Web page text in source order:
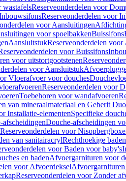
wastafelsReserveonderdelen voor
Reserveonderdelen voor
voor Aansluitingen
voor spoelbakkenBuissifons
AansluitstukReserveonderdelen voor
voor Buissifons
voor uitstortgootstenen
voor Aansluitstuk
Vloerafvoer voor douches
Reserveonderdelen voor
Toebehoren voor wandafvoeren
van mineraalmateriaal en Geberit
Installatie-elementenSpecifieke
afscheidingenDouche-afscheidingen
Reserveonderdelen voor
van sanitairacrylRechthoekige baden
voor Baden voor baby's
en badenAfvoergarnituren voor
voor Afvoerdeksel
Reserveonderdelen voor Zonder